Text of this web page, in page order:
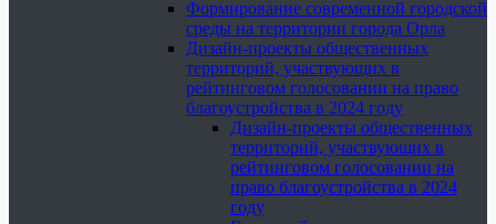
Формирование современной городской
среды на территории города Орла
Дизайн-проекты общественных
территорий, участвующих в
рейтинговом голосовании на право
благоустройства в 2024 году
Дизайн-проекты общественных
территорий, участвующих в
рейтинговом голосовании на
право благоустройства в 2024
году